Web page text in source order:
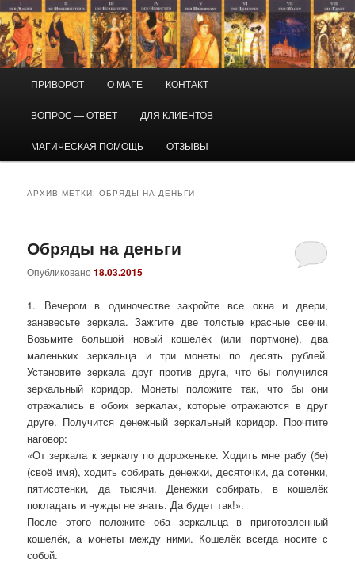
Перейти
к
основному
содержимому
Перейти
к
дополнительному
содержимому
Приворот и магическая помощь
Маг Виктор
ПРИВОРОТ О МАГЕ КОНТАКТ
ВОПРОС — ОТВЕТ ДЛЯ КЛИЕНТОВ
МАГИЧЕСКАЯ ПОМОЩЬ ОТЗЫВЫ
АРХИВ МЕТКИ:ОБРЯДЫ НА ДЕНЬГИ
Обряды на деньги
Опубликовано18.03.2015
1. Вечером в одиночестве закройте все окна и двери,
занавесьте зеркала. Зажгите две толстые красные свечи.
Возьмите большой новый кошелёк (или портмоне), два
маленьких зеркальца и три монеты по десять рублей.
Установите зеркала друг против друга, что бы получился
зеркальный коридор. Монеты положите так, что бы они
отражались в обоих зеркалах, которые отражаются в друг
друге. Получится денежный зеркальный коридор. Прочтите
наговор:
«От зеркала к зеркалу по дороженьке. Ходить мне рабу (бе)
(своё имя), ходить собирать денежки, десяточки, да сотенки,
пятисотенки, да тысячи. Денежки собирать, в кошелёк
покладать и нужды не знать. Да будет так!».
После этого положите оба зеркальца в приготовленный
кошелёк, а монеты между ними. Кошелёк всегда носите с
собой.